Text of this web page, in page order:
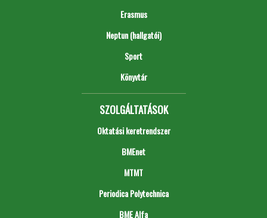
Erasmus
Neptun (hallgatói)
Sport
Könyvtár
SZOLGÁLTATÁSOK
Oktatási keretrendszer
BMEnet
MTMT
Periodica Polytechnica
BME Alfa